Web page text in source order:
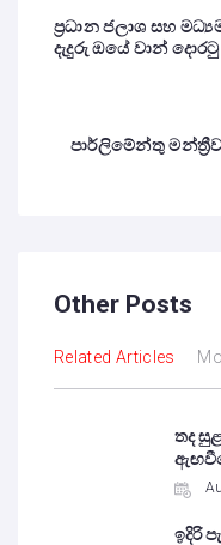
ප්‍රධාන ජලාශ සහ
දැදුරු ඔයේ වාන්
පාර්ලිමේන්තු
Other Posts
Related Articles
තද
ඉදිරි